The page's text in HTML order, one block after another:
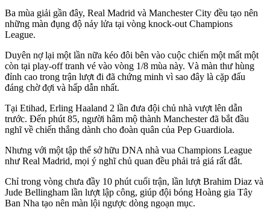
Ba mùa giải gần đây, Real Madrid và Manchester City đều tạo nên
những màn đụng độ nảy lửa tại vòng knock-out Champions
League.
Duyên nợ lại một lần nữa kéo đôi bên vào cuộc chiến một mất một
còn tại play-off tranh vé vào vòng 1/8 mùa này. Và màn thư hùng
đỉnh cao trong trận lượt đi đã chứng minh vì sao đây là cặp đấu
đáng chờ đợi và hấp dẫn nhất.
Tại Etihad, Erling Haaland 2 lần đưa đội chủ nhà vượt lên dẫn
trước. Đến phút 85, người hâm mộ thành Manchester đã bắt đầu
nghĩ về chiến thắng dành cho đoàn quân của Pep Guardiola.
Nhưng với một tập thể sở hữu DNA nhà vua Champions League
như Real Madrid, mọi ý nghĩ chủ quan đều phải trả giá rất đắt.
Chỉ trong vòng chưa đầy 10 phút cuối trận, lần lượt Brahim Diaz và
Jude Bellingham lần lượt lập công, giúp đội bóng Hoàng gia Tây
Ban Nha tạo nên màn lội ngược dòng ngoạn mục.